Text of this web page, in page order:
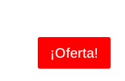
¡Oferta!